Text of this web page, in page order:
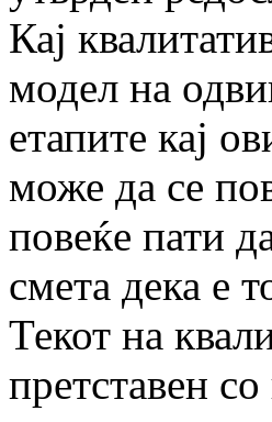
Кај
модел на
етапите кај
може да се
повеќе пати
смета дека е
Текот на
претставен